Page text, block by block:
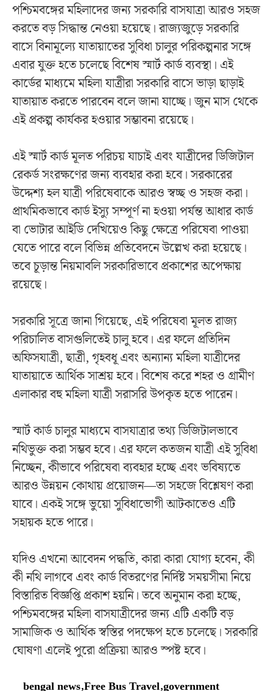
পশ্চিমবঙ্গের মহিলাদের জন্য সরকারি বাসযাত্রা আরও সহজ
করতে বড় সিদ্ধান্ত নেওয়া হয়েছে। রাজ্যজুড়ে সরকারি
বাসে বিনামূল্যে যাতায়াতের সুবিধা চালুর পরিকল্পনার সঙ্গে
এবার যুক্ত হতে চলেছে বিশেষ স্মার্ট কার্ড ব্যবস্থা। এই
কার্ডের মাধ্যমে মহিলা যাত্রীরা সরকারি বাসে ভাড়া ছাড়াই
যাতায়াত করতে পারবেন বলে জানা যাচ্ছে। জুন মাস থেকে
এই প্রকল্প কার্যকর হওয়ার সম্ভাবনা রয়েছে।
এই স্মার্ট কার্ড মূলত পরিচয় যাচাই এবং যাত্রীদের ডিজিটাল
রেকর্ড সংরক্ষণের জন্য ব্যবহার করা হবে। সরকারের
উদ্দেশ্য হল যাত্রী পরিষেবাকে আরও স্বচ্ছ ও সহজ করা।
প্রাথমিকভাবে কার্ড ইস্যু সম্পূর্ণ না হওয়া পর্যন্ত আধার কার্ড
বা ভোটার আইডি দেখিয়েও কিছু ক্ষেত্রে পরিষেবা পাওয়া
যেতে পারে বলে বিভিন্ন প্রতিবেদনে উল্লেখ করা হয়েছে।
তবে চূড়ান্ত নিয়মাবলি সরকারিভাবে প্রকাশের অপেক্ষায়
রয়েছে।
সরকারি সূত্রে জানা গিয়েছে, এই পরিষেবা মূলত রাজ্য
পরিচালিত বাসগুলিতেই চালু হবে। এর ফলে প্রতিদিন
অফিসযাত্রী, ছাত্রী, গৃহবধূ এবং অন্যান্য মহিলা যাত্রীদের
যাতায়াতে আর্থিক সাশ্রয় হবে। বিশেষ করে শহর ও গ্রামীণ
এলাকার বহু মহিলা যাত্রী সরাসরি উপকৃত হতে পারেন।
স্মার্ট কার্ড চালুর মাধ্যমে বাসযাত্রার তথ্য ডিজিটালভাবে
নথিভুক্ত করা সম্ভব হবে। এর ফলে কতজন যাত্রী এই সুবিধা
নিচ্ছেন, কীভাবে পরিষেবা ব্যবহার হচ্ছে এবং ভবিষ্যতে
আরও উন্নয়ন কোথায় প্রয়োজন—তা সহজে বিশ্লেষণ করা
যাবে। একই সঙ্গে ভুয়ো সুবিধাভোগী আটকাতেও এটি
সহায়ক হতে পারে।
যদিও এখনো আবেদন পদ্ধতি, কারা কারা যোগ্য হবেন, কী
কী নথি লাগবে এবং কার্ড বিতরণের নির্দিষ্ট সময়সীমা নিয়ে
বিস্তারিত বিজ্ঞপ্তি প্রকাশ হয়নি। তবে অনুমান করা হচ্ছে,
পশ্চিমবঙ্গের মহিলা বাসযাত্রীদের জন্য এটি একটি বড়
সামাজিক ও আর্থিক স্বস্তির পদক্ষেপ হতে চলেছে। সরকারি
ঘোষণা এলেই পুরো প্রক্রিয়া আরও স্পষ্ট হবে।
bengal news,Free Bus Travel,government